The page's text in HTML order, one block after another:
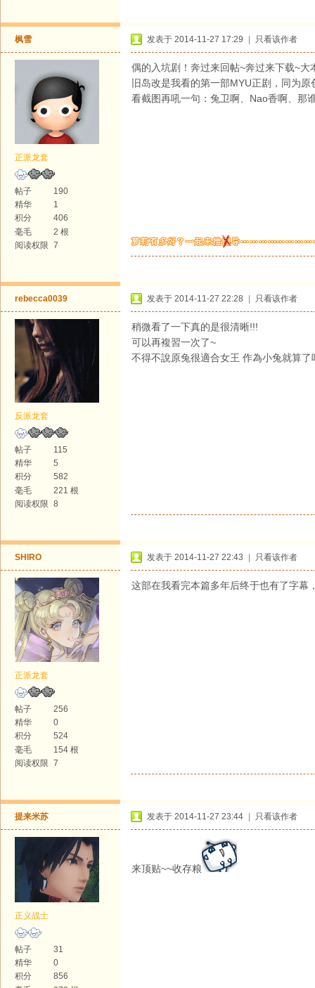
枫雪
正派龙套
帖子
190
精华
1
积分
406
毫毛
2 根
阅读权限 7
发表于 2014-11-27 17:29 只看该作者
偶的入坑剧！奔过来回帖~奔过来下载~
旧岛改是我看的第一部MYU正剧，同为
看截图再吼一句：兔卫啊、Nao香啊、那
rebecca0039
反派龙套
帖子
115
精华
5
积分
582
毫毛
221 根
阅读权限 8
发表于 2014-11-27 22:28 只看该作者
稍微看了一下真的是很清晰!!!
可以再複習一次了~
不得不說原兔很適合女王 作為小兔就算了
SHIRO
正派龙套
帖子
256
精华
0
积分
524
毫毛
154 根
阅读权限 7
发表于 2014-11-27 22:43 只看该作者
这部在我看完本篇多年后终于也有了字幕
提来米苏
正义战士
帖子
31
精华
0
积分
856
发表于 2014-11-27 23:44 只看该作者
来顶贴~~收存粮